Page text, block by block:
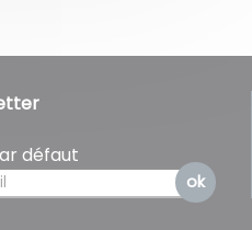
défaut
ok